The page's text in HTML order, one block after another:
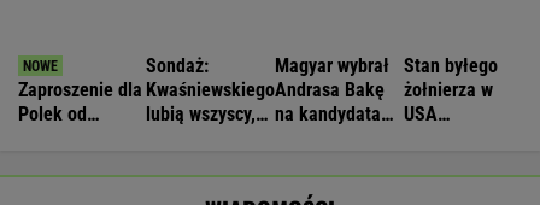
Nie będzie nowej umowy TVP z Kościołem.
Obowiązuje ta podpisana przez Kurskiego